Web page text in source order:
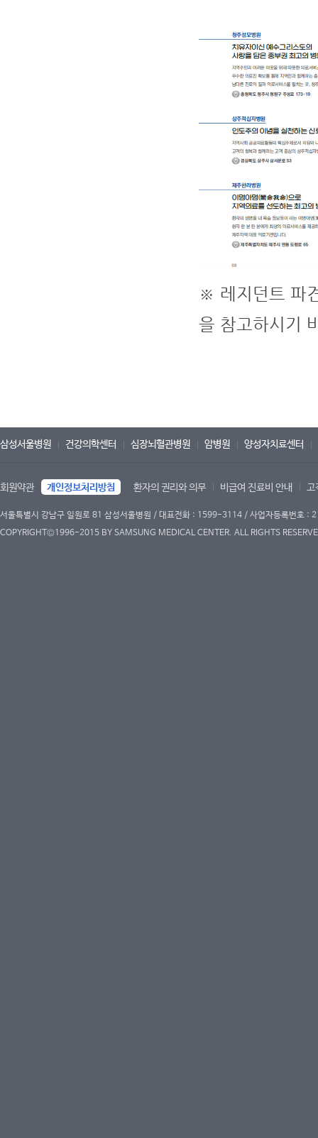
※ 레지던트 파
을 참고하시기
삼성서울병원 건강의학센터 심장뇌혈관병원 암병원 양성자치료센터
회원약관 개인정보처리방침 환자의 권리와 의무 비급여 진료비 안내 고
서울특별시 강남구 일원로 81 삼성서울병원 / 대표전화 : 1599-3114 / 사업자등록번호
COPYRIGHT©1996-2015 BY SAMSUNG MEDICAL CENTER. ALL RIGHTS